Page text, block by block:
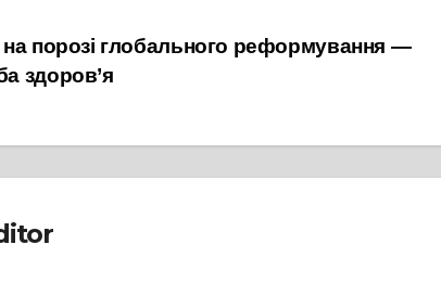
на порозі глобального реформування —
здоров’я